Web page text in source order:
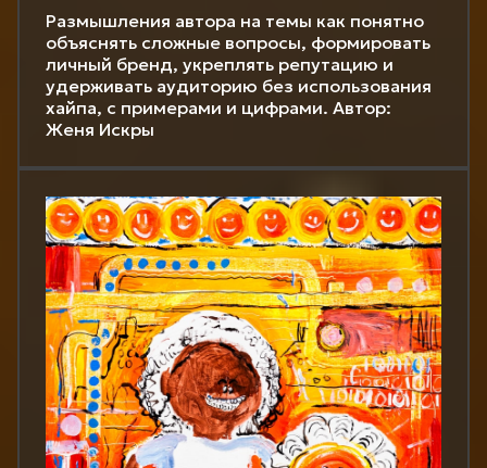
Размышления автора на темы как понятно
объяснять сложные вопросы, формировать
личный бренд, укреплять репутацию и
удерживать аудиторию без использования
хайпа, с примерами и цифрами. Автор:
Женя Искры